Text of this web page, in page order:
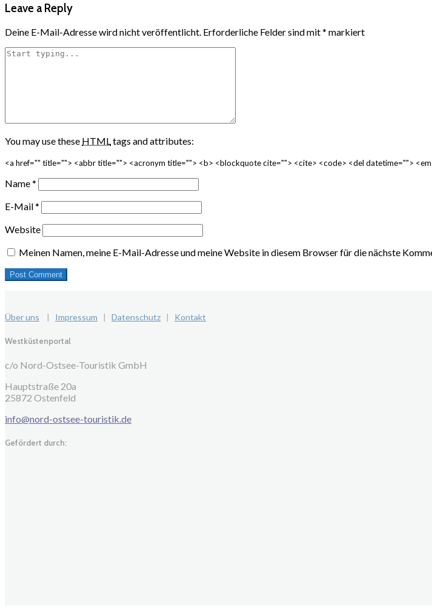
Leave a Reply
Deine E-Mail-Adresse wird nicht veröffentlicht. Erforderliche Felder sind mit* markiert
You may use these HTMLtags and attributes:
<a href="" title=""> <abbr title=""> <acronym title=""> <b> <blockquote cite=""> <cite> <code> <del datetime="">
Name*
E-Mail*
Website
Meinen Namen, meine E-Mail-Adresse und meine Website in diesem Browser für die nächste
Über uns | Impressum | Datenschutz | Kontakt
Westküstenportal
c/o Nord-Ostsee-Touristik GmbH
Hauptstraße 20a
25872 Ostenfeld
info@nord-ostsee-touristik.de
Gefördert durch: